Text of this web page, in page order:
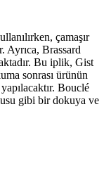
çamaşır
Ayrıca, Brassard
Bu iplik, Gist
sonrası ürünün
Bouclé
gibi bir dokuya ve